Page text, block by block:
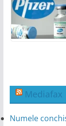
Mediafax
Numele